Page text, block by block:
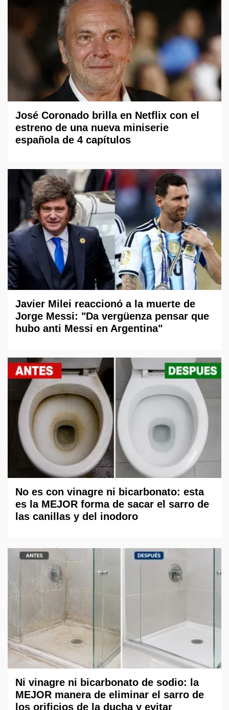
José Coronado brilla en Netflix con el
estreno de una nueva miniserie
española de 4 capítulos
Javier Milei reaccionó a la muerte de
Jorge Messi: "Da vergüenza pensar que
hubo anti Messi en Argentina"
No es con vinagre ni bicarbonato: esta
es la MEJOR forma de sacar el sarro de
las canillas y del inodoro
Ni vinagre ni bicarbonato de sodio: la
MEJOR manera de eliminar el sarro de
los orificios de la ducha y evitar